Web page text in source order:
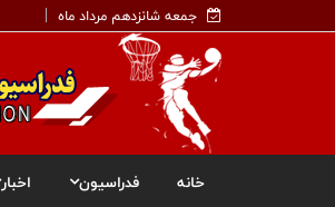
جمعه شانزدهم مرداد ماه
خانه فدراسیون اخبار